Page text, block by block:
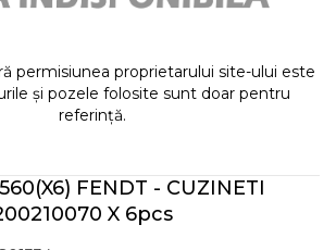
permisiunea proprietarului site-ului este
și pozele folosite sunt doar pentru
referință.
FENDT - CUZINETI
X 6pcs